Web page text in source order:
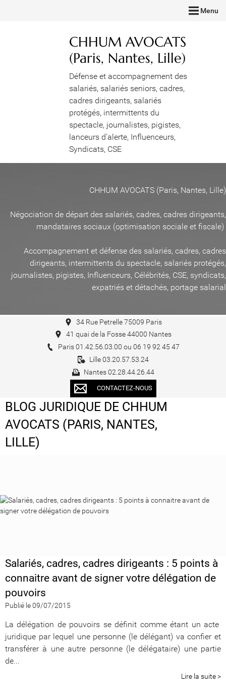
Menu
CHHUM AVOCATS
(Paris, Nantes, Lille)
Défense et accompagnement des
salariés, salariés seniors, cadres,
cadres dirigeants, salariés
protégés, intermittents du
spectacle, journalistes, pigistes,
lanceurs d'alerte, Influenceurs,
Syndicats, CSE
CHHUM AVOCATS (Paris, Nantes, Lille)
Négociation de départ des salariés, cadres, cadres dirigeants,
mandataires sociaux (optimisation sociale et fiscale)
Accompagnement et défense des salariés, cadres, cadres
dirigeants, intermittents du spectacle, salariés protégés,
journalistes, pigistes, Influenceurs, Célébrités, CSE, syndicats,
expatriés et détachés, portage salarial
34 Rue Petrelle 75009 Paris
41 quai de la Fosse 44000 Nantes
Paris 01.42.56.03.00 ou 06 19 92 45 47
Lille 03.20.57.53.24
Nantes 02.28.44.26.44
CONTACTEZ-NOUS
BLOG JURIDIQUE DE CHHUM
AVOCATS (PARIS, NANTES,
LILLE)
Salariés, cadres, cadres dirigeants : 5 points à
connaitre avant de signer votre délégation de
pouvoirs
Publié le 09/07/2015
La délégation de pouvoirs se définit comme étant un acte
juridique par lequel une personne (le délégant) va confier et
transférer à une autre personne (le délégataire) une partie
de...
Lire la suite >